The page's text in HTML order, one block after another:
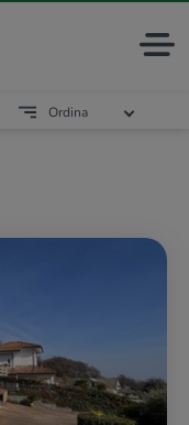
Ordina